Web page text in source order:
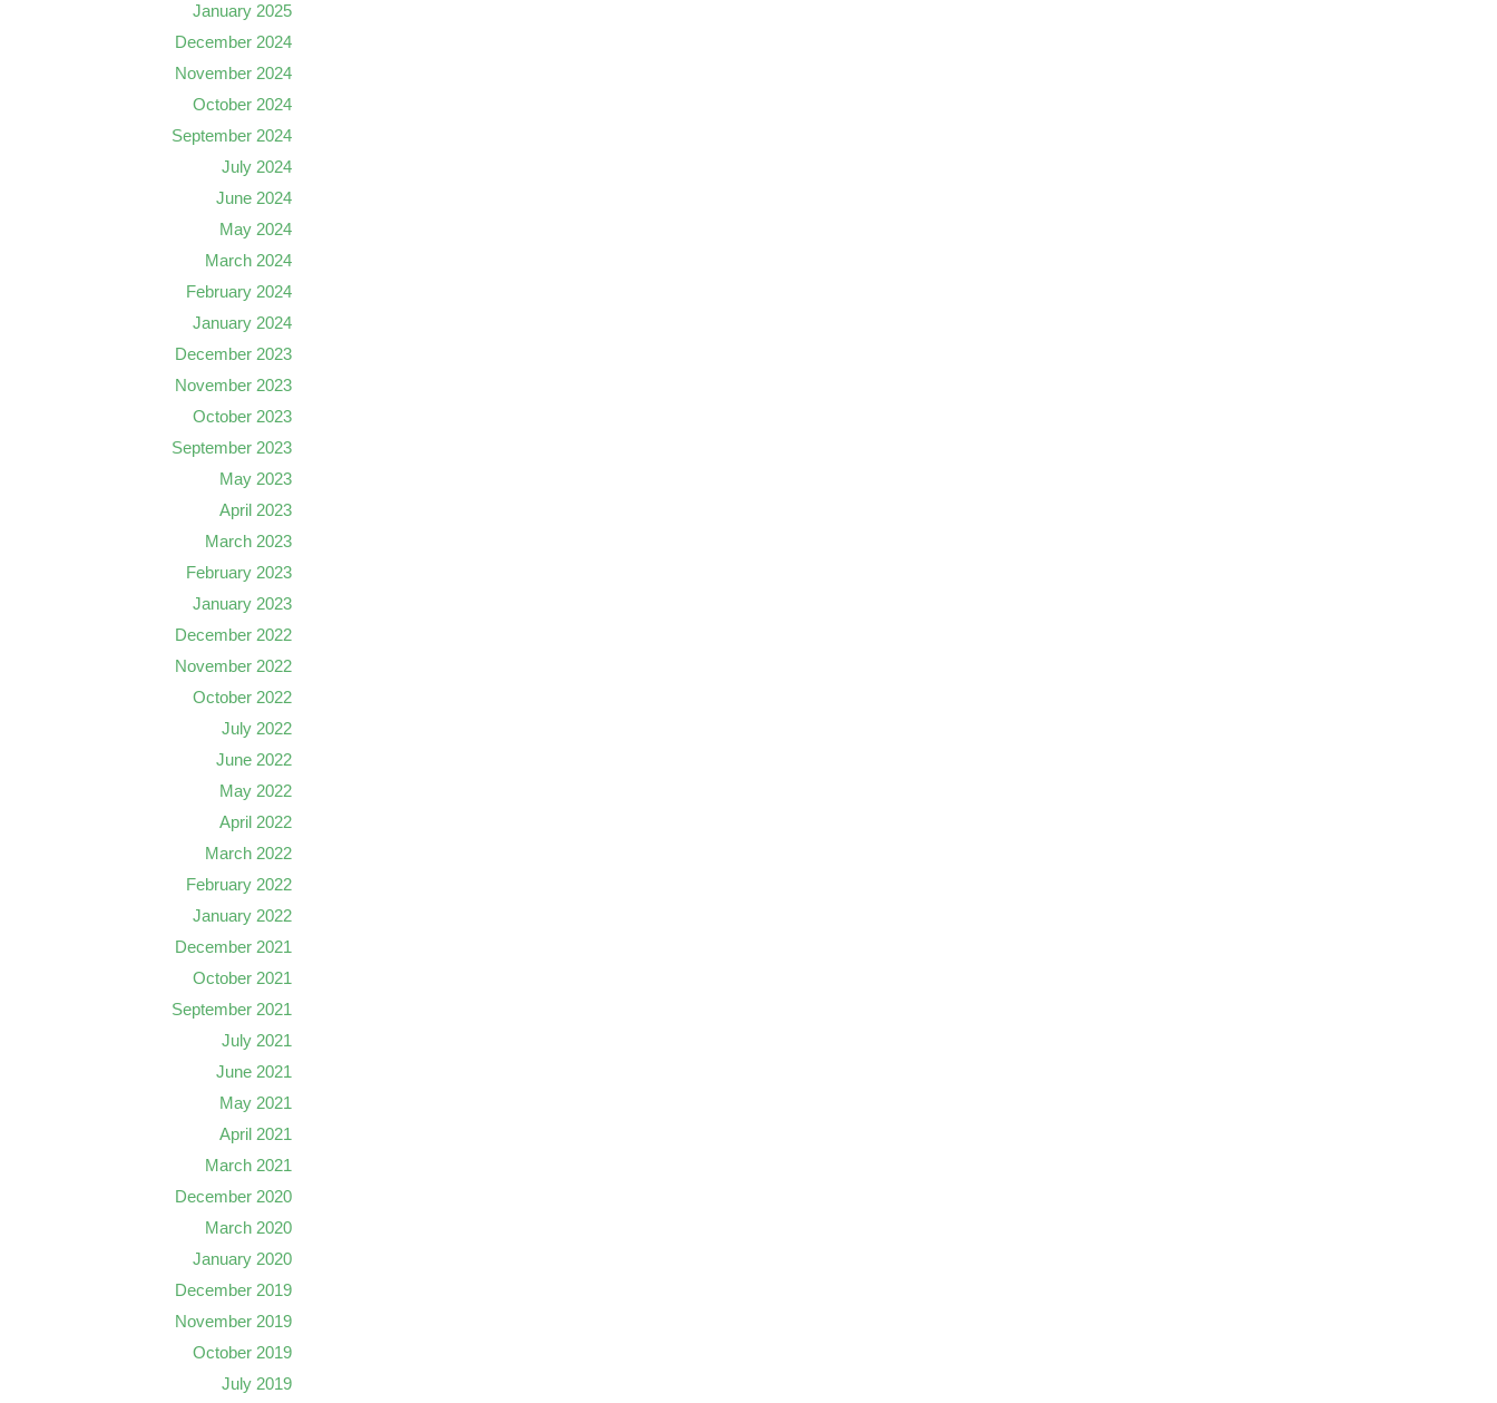
January 2025
December 2024
November 2024
October 2024
September 2024
July 2024
June 2024
May 2024
March 2024
February 2024
January 2024
December 2023
November 2023
October 2023
September 2023
May 2023
April 2023
March 2023
February 2023
January 2023
December 2022
November 2022
October 2022
July 2022
June 2022
May 2022
April 2022
March 2022
February 2022
January 2022
December 2021
October 2021
September 2021
July 2021
June 2021
May 2021
April 2021
March 2021
December 2020
March 2020
January 2020
December 2019
November 2019
October 2019
July 2019